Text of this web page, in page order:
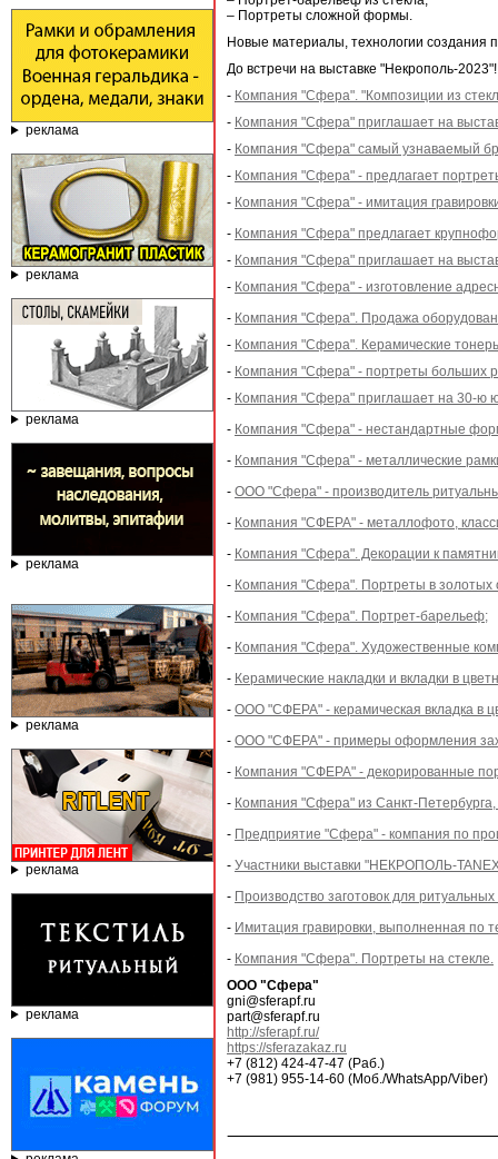
реклама
реклама
реклама
реклама
реклама
реклама
реклама
– Портреты сложной формы.
Новые материалы, технологии создания
До встречи на выставке "Некрополь-2023"!
- Компания "Сфера". "Композиции из
- Компания "Сфера" приглашает на
- Компания "Сфера" самый узнаваемый
- Компания "Сфера" - предлагает
- Компания "Сфера" - имитация
- Компания "Сфера" предлагает
- Компания "Сфера" приглашает на
- Компания "Сфера" - изготовление
- Компания "Сфера". Продажа
- Компания "Сфера". Керамические
- Компания "Сфера" - портреты больших
- Компания "Сфера" приглашает на 30-ю
- Компания "Сфера" - нестандартные
- Компания "Сфера" - металлические
- ООО "Сфера" - производитель
- Компания "СФЕРА" - металлофото,
- Компания "Сфера". Декорации к
- Компания "Сфера". Портреты в
- Компания "Сфера". Портрет-барельеф;
- Компания "Сфера". Художественные
- Керамические накладки и вкладки в
- ООО "СФЕРА" - керамическая вкладка в
- ООО "СФЕРА" - примеры оформления
- Компания "СФЕРА" - декорированные
- Компания "Сфера" из Санкт-
- Предприятие "Сфера" - компания по
- Участники выставки "НЕКРОПОЛЬ-
- Производство заготовок для
- Имитация гравировки, выполненная по
- Компания "Сфера". Портреты на стекле.
ООО "Сфера"
gni@sferapf.ru
part@sferapf.ru
http://sferapf.ru/
https://sferazakaz.ru
+7 (812) 424-47-47 (Раб.)
+7 (981) 955-14-60 (Моб./WhatsApp/Viber)